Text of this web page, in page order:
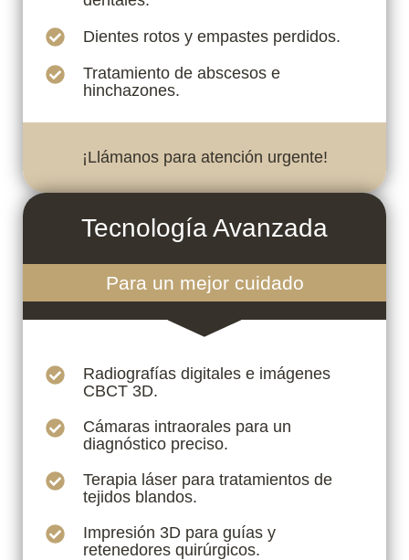
Dientes rotos y empastes perdidos.
Tratamiento de abscesos e
hinchazones.
¡Llámanos para atención urgente!
Tecnología Avanzada
Para un mejor cuidado
Radiografías digitales e imágenes
CBCT 3D.
Cámaras intraorales para un
diagnóstico preciso.
Terapia láser para tratamientos de
tejidos blandos.
Impresión 3D para guías y
retenedores quirúrgicos.